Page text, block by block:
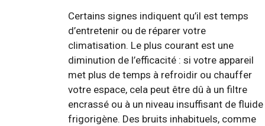
Certains signes indiquent qu’il est temps
d’entretenir ou de réparer votre
climatisation. Le plus courant est une
diminution de l’efficacité : si votre appareil
met plus de temps à refroidir ou chauffer
votre espace, cela peut être dû à un filtre
encrassé ou à un niveau insuffisant de fluide
frigorigène. Des bruits inhabituels, comme